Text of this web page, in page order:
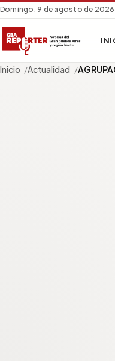
Domingo, 9 de agosto de 2026
Inicio Actualidad